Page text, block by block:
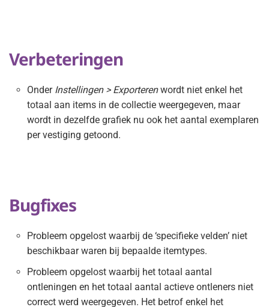
Verbeteringen
Onder Instellingen > Exporterenwordt niet enkel het
totaal aan items in de collectie weergegeven, maar
wordt in dezelfde grafiek nu ook het aantal exemplaren
per vestiging getoond.
Bugfixes
Probleem opgelost waarbij de ‘specifieke velden’ niet
beschikbaar waren bij bepaalde itemtypes.
Probleem opgelost waarbij het totaal aantal
ontleningen en het totaal aantal actieve ontleners niet
correct werd weergegeven. Het betrof enkel het